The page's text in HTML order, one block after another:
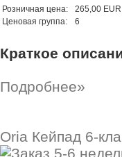
Розничная цена:
265,00 EUR
Ценовая группа:
6
Краткое
Подробнее»
Oria Кейпад 6-